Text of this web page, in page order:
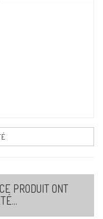
PRODUIT ONT